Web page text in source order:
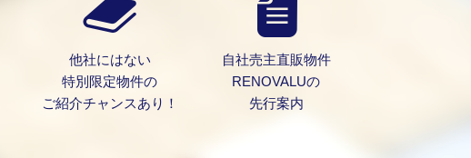
他社にはない
特別限定物件の
ご紹介チャンスあり！
自社売主直販物件
RENOVALUの
先行案内